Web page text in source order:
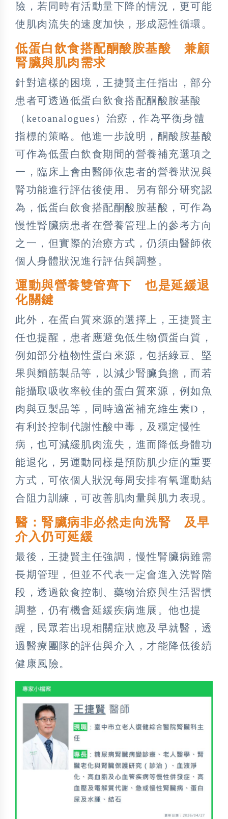
險，若同時有活動量下降的情況，更可能
使肌肉流失的速度加快，形成惡性循環。
低蛋白飲食搭配酮酸胺基酸 兼顧
腎臟與肌肉需求
針對這樣的困境，王捷賢主任指出，部分
患者可透過低蛋白飲食搭配酮酸胺基酸
（ketoanalogues）治療，作為平衡身體
指標的策略。他進一步說明，酮酸胺基酸
可作為低蛋白飲食期間的營養補充選項之
一，臨床上會由醫師依患者的營養狀況與
腎功能進行評估後使用。另有部分研究認
為，低蛋白飲食搭配酮酸胺基酸，可作為
慢性腎臟病患者在營養管理上的參考方向
之一，但實際的治療方式，仍須由醫師依
個人身體狀況進行評估與調整。
運動與營養雙管齊下 也是延緩退
化關鍵
此外，在蛋白質來源的選擇上，王捷賢主
任也提醒，患者應避免低生物價蛋白質，
例如部分植物性蛋白來源，包括綠豆、堅
果與麵筋製品等，以減少腎臟負擔，而若
能攝取吸收率較佳的蛋白質來源，例如魚
肉與豆製品等，同時適當補充維生素D，
有利於控制代謝性酸中毒，及穩定慢性
病，也可減緩肌肉流失，進而降低身體功
能退化，另運動同樣是預防肌少症的重要
方式，可依個人狀況每周安排有氧運動結
合阻力訓練，可改善肌肉量與肌力表現。
醫：腎臟病非必然走向洗腎 及早
介入仍可延緩
最後，王捷賢主任強調，慢性腎臟病雖需
長期管理，但並不代表一定會進入洗腎階
段，透過飲食控制、藥物治療與生活習慣
調整，仍有機會延緩疾病進展。他也提
醒，民眾若出現相關症狀應及早就醫，透
過醫療團隊的評估與介入，才能降低後續
健康風險。